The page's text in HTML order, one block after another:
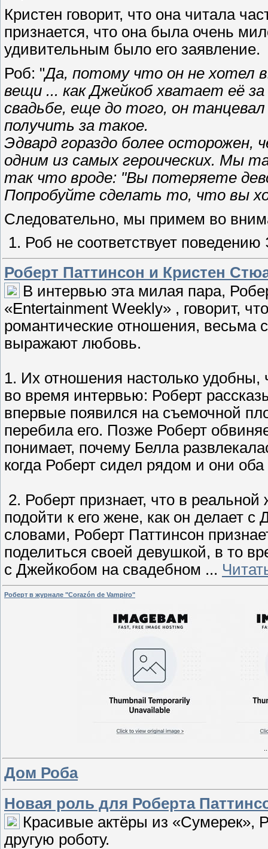
Кристен говорит, что она читала
признается, что она была очень
удивительным было его заявление.
Роб: "Да, потому что он не хотел
вещи ... как Джейкоб хватает её
свадьбе, еще до того, он
получить за такое.
Эдвард гораздо более осторожен,
одним из самых героических. Мы
так что вроде: "Вы потеряете
Попробуйте сделать то, что вы
Следовательно, мы примем во
1. Роб не соответствует
Роберт Паттинсон и Кристен
В интервью эта милая пара,
«Entertainment Weekly» , говорит,
романтические отношения, весьма
выражают любовь.
1. Их отношения настолько
во время интервью: Роберт
впервые появился на съемочной
перебила его. Позже Роберт
понимает, почему Белла
когда Роберт сидел рядом и они
2. Роберт признает, что в
подойти к его жене, как он делает
словами, Роберт Паттинсон
поделиться своей девушкой, в то
с Джейкобом на свадебном ...
Роберт в журнале "Corazón de Vampiro"
Дом Роба
Новая роль для Роберта
Красивые актёры из «Сумерек»,
другую роботу.